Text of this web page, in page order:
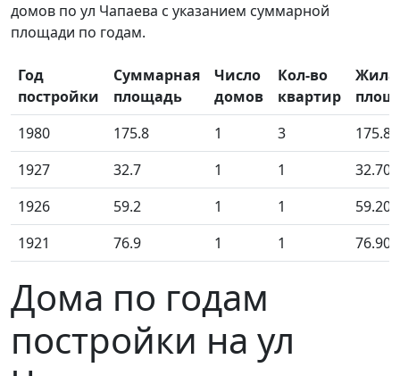
домов по ул Чапаева с указанием суммарной
площади по годам.
Год
постройки
Суммарная
площадь
Число
домов
Кол-во
квартир
1980
175.8 1 3
175.80
1927
32.7 1 1
32.70
1926
59.2 1 1
59.20
1921
76.9 1 1 76.90
Дома по годам
постройки на ул